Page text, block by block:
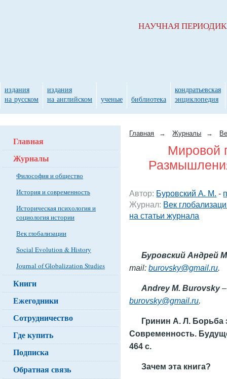
Главная → Журналы →
Мировой
Автор: Буровский А. М. -
Журнал: Век
на статьи журнала
Буровский Андрей
mail:burovsky@gmail.ru.
Andrey M. Burovsky–
burovsky@gmail.ru.
Гринин А. Л. Борьба
Современность.
464 с.
Зачем эта книга?
Главная
Журналы
Философия и общество
История и современность
Историческая психология и
социология истории
Век глобализации
Social Evolution & History
Journal of Globalization Studies
Книги
Ежегодники
Сотрудничество
Где купить
Подписка
Обратная связь
НАУЧНАЯ
издания
на русском
издания
на английском
ученые библиотека
кондратьевская
энциклопедия